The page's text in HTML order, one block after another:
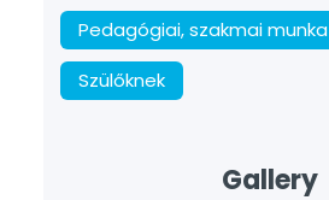
Pedagógiai, szakmai munka
Szülőknek
Gallery